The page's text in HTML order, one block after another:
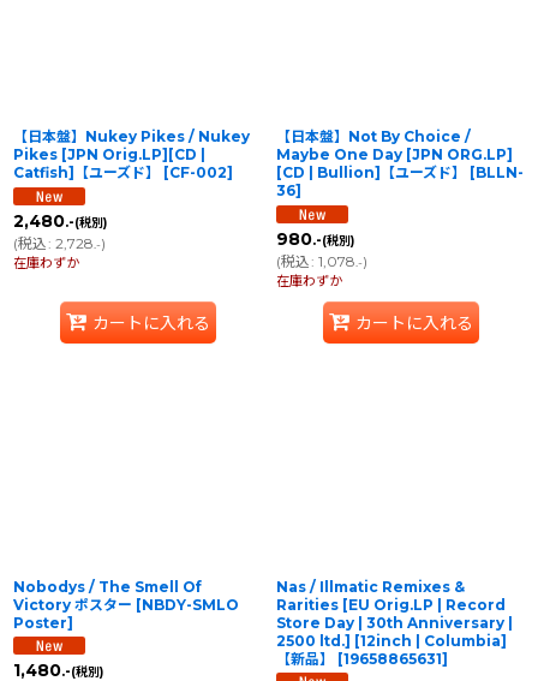
【日本盤】Nukey Pikes / Nukey
Pikes [JPN Orig.LP][CD |
Catfish]【ユーズド】
[CF-002]
2,480.-(税別)
(税込: 2,728 .-)
在庫わずか
カートに入れる
【日本盤】Not By Choice /
Maybe One Day [JPN ORG.LP]
[CD | Bullion]【ユーズド】
[BLLN-
36]
980.-(税別)
(税込: 1,078 .-)
在庫わずか
カートに入れる
Nobodys / The Smell Of
Victory ポスター [NBDY-SMLO
Poster]
1,480.-(税別)
Nas / Illmatic Remixes &
Rarities [EU Orig.LP | Record
Store Day | 30th Anniversary |
2500 ltd.] [12inch | Columbia]
【新品】
[19658865631]